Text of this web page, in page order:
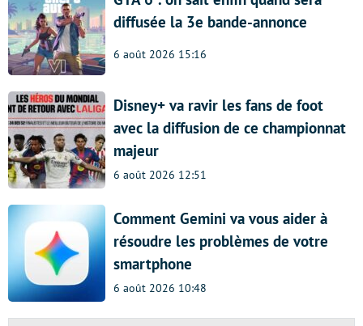
diffusée la 3e bande-annonce
6 août 2026 15:16
Disney+ va ravir les fans de foot
avec la diffusion de ce championnat
majeur
6 août 2026 12:51
Comment Gemini va vous aider à
résoudre les problèmes de votre
smartphone
6 août 2026 10:48